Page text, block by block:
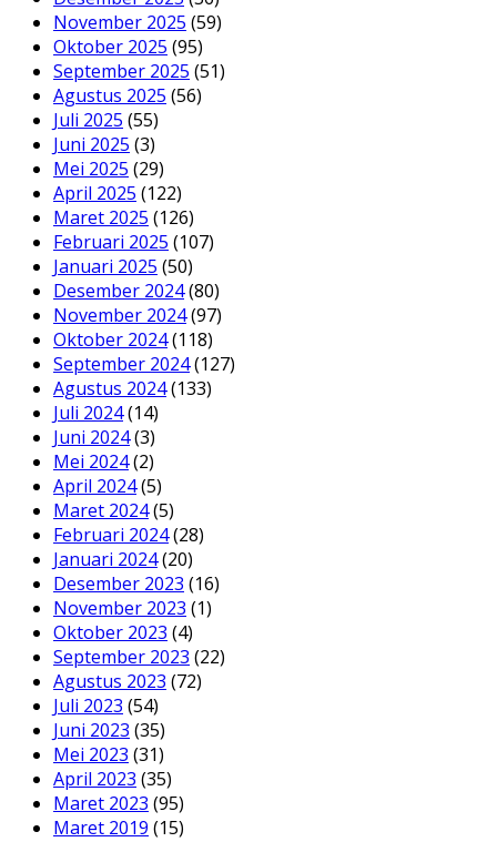
November 2025 (59)
Oktober 2025 (95)
September 2025 (51)
Agustus 2025 (56)
Juli 2025 (55)
Juni 2025 (3)
Mei 2025 (29)
April 2025 (122)
Maret 2025 (126)
Februari 2025 (107)
Januari 2025 (50)
Desember 2024(80)
November 2024(97)
Oktober 2024(118)
September 2024(127)
Agustus 2024(133)
Juli 2024(14)
Juni 2024(3)
Mei 2024(2)
April 2024(5)
Maret 2024(5)
Februari 2024(28)
Januari 2024(20)
Desember 2023 (16)
November 2023 (1)
Oktober 2023 (4)
September 2023 (22)
Agustus 2023 (72)
Juli 2023 (54)
Juni 2023 (35)
Mei 2023 (31)
April 2023 (35)
Maret 2023 (95)
Maret 2019 (15)